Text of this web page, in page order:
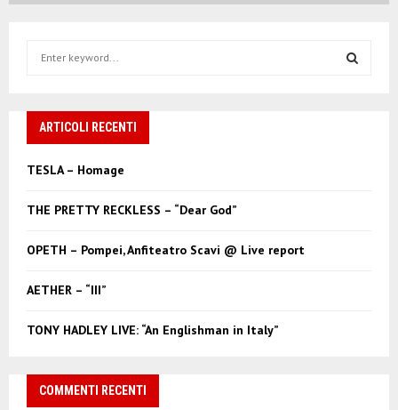
h
o
ARTICOLI RECENTI
TESLA – Homage
THE PRETTY RECKLESS – “Dear God”
OPETH – Pompei, Anfiteatro Scavi @ Live report
AETHER – “III”
TONY HADLEY LIVE: “An Englishman in Italy”
COMMENTI RECENTI